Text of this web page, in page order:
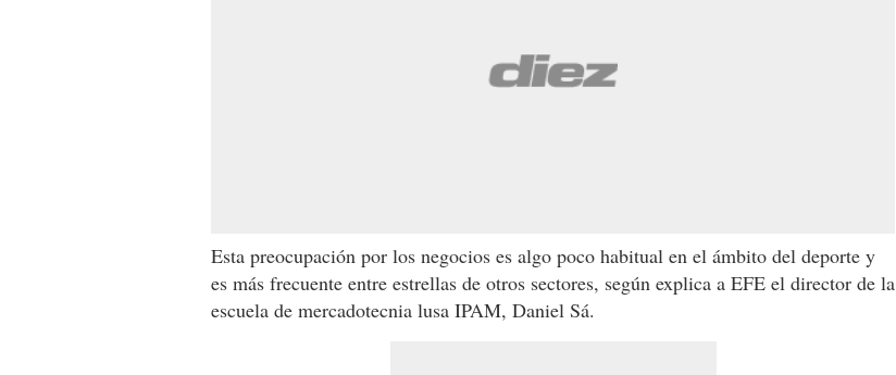
Esta preocupación por los negocios es algo poco habitual en el ámbito del deporte y
es más frecuente entre estrellas de otros sectores, según explica a EFE el director de la
escuela de mercadotecnia lusa IPAM, Daniel Sá.